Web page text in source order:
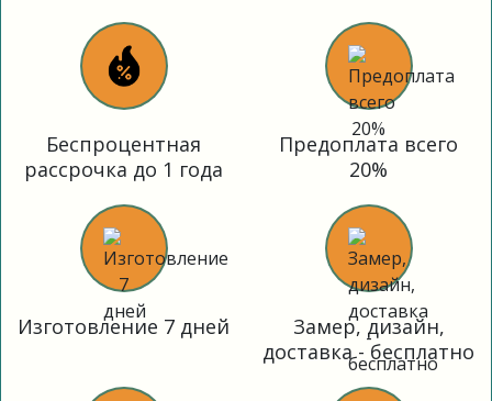
Беспроцентная
рассрочка до 1 года
Предоплата всего
20%
Изготовление 7 дней
Замер, дизайн,
доставка - бесплатно